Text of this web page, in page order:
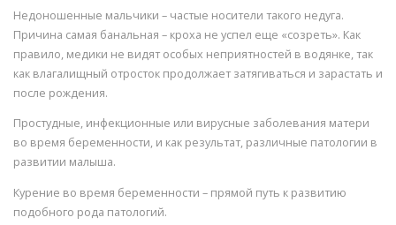
Недоношенные мальчики – частые носители такого недуга.
Причина самая банальная – кроха не успел еще «созреть». Как
правило, медики не видят особых неприятностей в водянке, так
как влагалищный отросток продолжает затягиваться и зарастать и
после рождения.
Простудные, инфекционные или вирусные заболевания матери
во время беременности, и как результат, различные патологии в
развитии малыша.
Курение во время беременности – прямой путь к развитию
подобного рода патологий.